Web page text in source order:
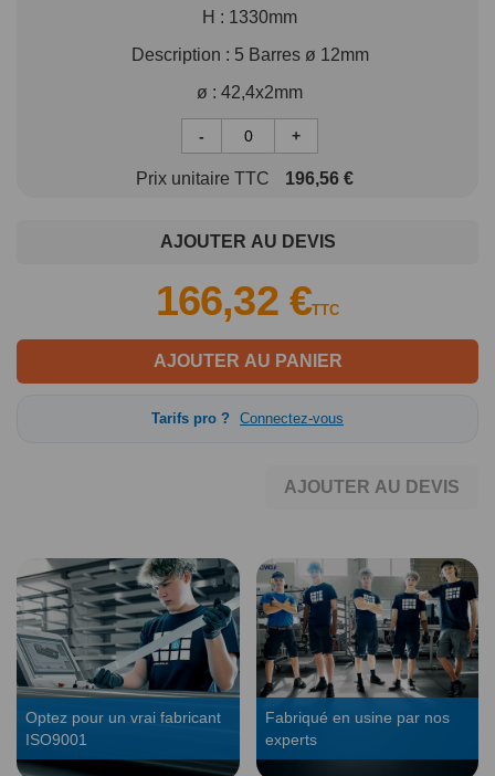
H : 1330mm
Description : 5 Barres ø 12mm
ø : 42,4x2mm
- +
Prix unitaire TTC 196,56 €
AJOUTER AU PANIER
166,32 €TTC
AJOUTER AU DEVIS
Tarifs pro ? Connectez-vous
AJOUTER AU DEVIS
Optez pour un vrai fabricant
ISO9001
Fabriqué en usine par nos
experts